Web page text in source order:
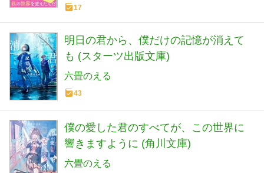
17
明日の君から、僕だけの記憶が消えて
も (スターツ出版文庫)
六畳のえる
43
僕の愛した君のすべてが、この世界に
響きますように (角川文庫)
六畳のえる